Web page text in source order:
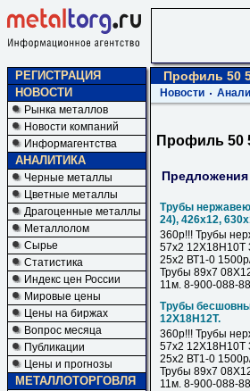
РЕГИСТРАЦИЯ
НОВОСТИ
Рынка металлов
Новости компаний
Информагентства
АНАЛИТИКА
Черные металлы
Цветные металлы
Драгоценные металлы
Металлолом
Сырье
Статистика
Индекс цен России
Мировые цены
Цены на биржах
Вопрос месяца
Публикации
Цены и прогнозы
МЕТАЛЛОТОРГОВЛЯ
Профиль 50
Новости
Профиль 50
Трубы
24), 426х12,
360р!!! Трубы
57х2 12Х18Н10Т
25х2 ВТ1-0
Трубы 89х7
11м. 8-900-088-
Трубы
12Х18Н12Т.
360р!!! Трубы
57х2 12Х18Н10Т
25х2 ВТ1-0
Трубы 89х7
11м. 8-900-088-